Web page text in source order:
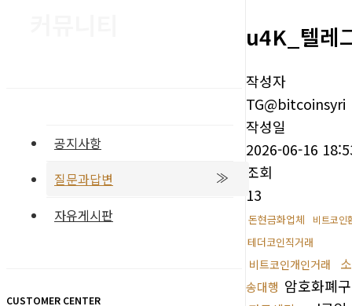
공지사항
질문과답변
자유게시판
CUSTOMER CENTER
u4K_텔레
작성자
TG@bitcoinsyri
작성일
2026-06-16
조회
13
돈현금화업체 비트코인
테더코인직거래
비트코인개인거래
송대행 암호화폐